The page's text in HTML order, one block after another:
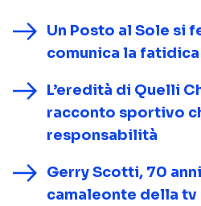
Un Posto al Sole si
comunica la
L’eredità di Quelli
racconto sportivo
responsabilità
Gerry Scotti, 70
camaleonte della